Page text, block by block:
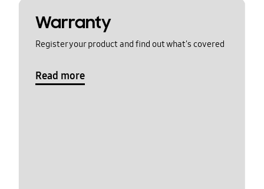
Warranty
Register your product and find out what's covered
Read more